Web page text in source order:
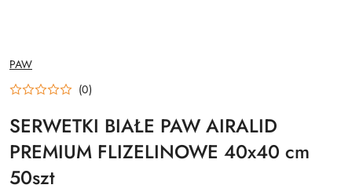
NAZWA
PRODUCENTA:
PAW
(0)
SERWETKI BIAŁE PAW AIRALID
PREMIUM FLIZELINOWE 40x40 cm
50szt